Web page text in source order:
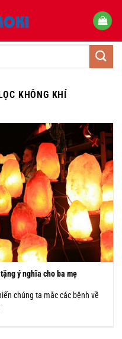
KHÔNG KHÍ
ý nghĩa cho ba mẹ
chúng ta mắc các bệnh về